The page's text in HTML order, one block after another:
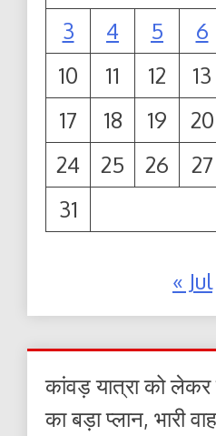
3
4 5 6
10
11 12 13
17
18 19 20
24
25 26 27
31
« Jul
कांवड़ यात्रा को
का बड़ा प्लान, भारी